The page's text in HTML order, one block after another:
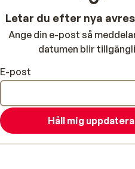
Letar du efter nya
Ange din e-post så
datumen blir
E-post
Håll mig